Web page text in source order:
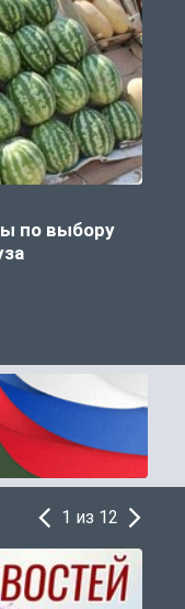
по выбору
1 из 12